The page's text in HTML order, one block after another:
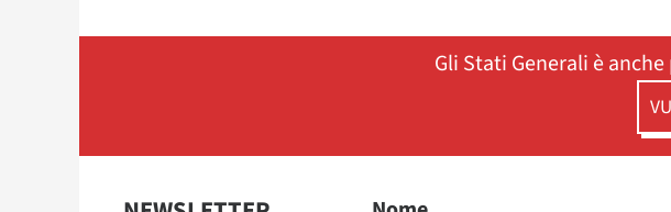
Gli Stati Generali è